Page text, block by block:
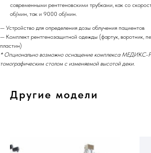
современными рентгеновскими трубками, как со
об/мин, так и 9000 об/мин.
— Устройство для определения дозы облучения пациентов
— Комплект рентгенозащитной одежды (фартук, воротник,
пластин)
* Опционально возможно оснащение комплекса
томографическим столом с изменяемой высотой деки.
Другие модели